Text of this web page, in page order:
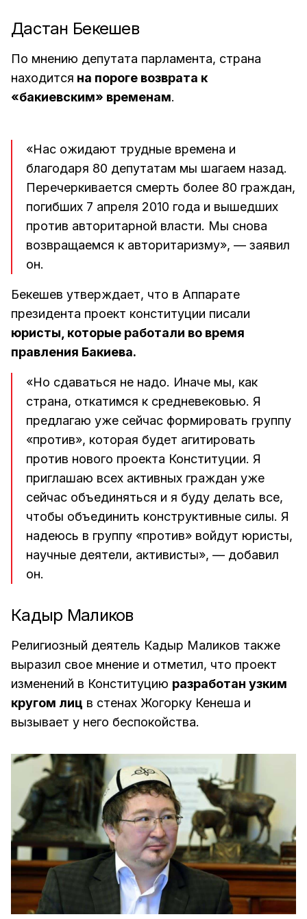
Дастан Бекешев
По мнению депутата парламента, страна
находится на пороге возврата к
«бакиевским» временам.
«Нас ожидают трудные времена и
благодаря 80 депутатам мы шагаем назад.
Перечеркивается смерть более 80 граждан,
погибших 7 апреля 2010 года и вышедших
против авторитарной власти. Мы снова
возвращаемся к авторитаризму», — заявил
он.
Бекешев утверждает, что в Аппарате
президента проект конституции писали
юристы, которые работали во время
правления Бакиева.
«Но сдаваться не надо. Иначе мы, как
страна, откатимся к средневековью. Я
предлагаю уже сейчас формировать группу
«против», которая будет агитировать
против нового проекта Конституции. Я
приглашаю всех активных граждан уже
сейчас объединяться и я буду делать все,
чтобы объединить конструктивные силы. Я
надеюсь в группу «против» войдут юристы,
научные деятели, активисты», — добавил
он.
Кадыр Маликов
Религиозный деятель Кадыр Маликов также
выразил свое мнение и отметил, что проект
изменений в Конституцию разработан узким
кругом лиц в стенах Жогорку Кенеша и
вызывает у него беспокойства.